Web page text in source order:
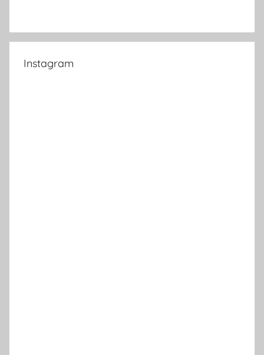
Instagram